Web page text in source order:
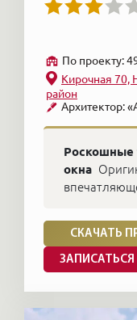
По проекту:
Архитектор:
Кирочная 70,
район
Роскошные
окна
СКАЧАТЬ